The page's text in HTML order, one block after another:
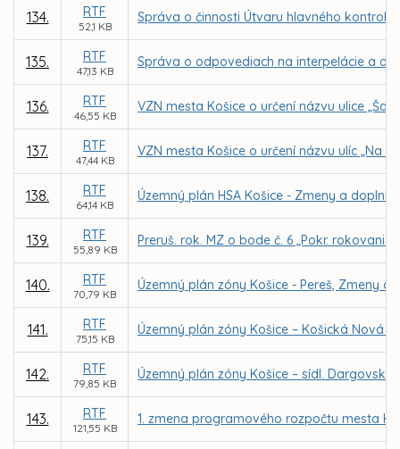
134. RTF
52,1 KB
Správa o činnosti Útvaru hlavného
135. RTF
47,13 KB
Správa o odpovediach na interpelácie a
136. RTF
46,55 KB
VZN mesta Košice o určení názvu ulice
137. RTF
47,44 KB
VZN mesta Košice o určení názvu ulíc „Na
138. RTF
64,14 KB
Územný plán HSA Košice - Zmeny a doplnky
139. RTF
55,89 KB
Preruš. rok. MZ o bode č. 6 „Pokr.
140. RTF
70,79 KB
Územný plán zóny Košice - Pereš, Zmeny a
141. RTF
75,15 KB
Územný plán zóny Košice – Košická Nová
142. RTF
79,85 KB
Územný plán zóny Košice – sídl.
143. RTF
121,55 KB
1. zmena programového rozpočtu mesta